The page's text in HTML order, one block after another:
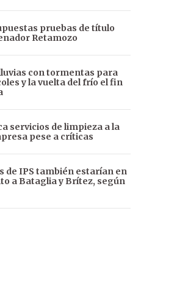
pruebas de título
Retamozo
con tormentas para
y la vuelta del frío el fin
servicios de limpieza a la
pese a críticas
de IPS también estarían en
a Bataglia y Brítez, según